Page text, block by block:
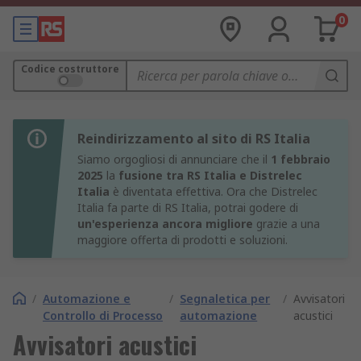
0
Codice costruttore
Reindirizzamento al sito di RS Italia
Siamo orgogliosi di annunciare che il 1 febbraio
2025 la fusione tra RS Italia e Distrelec
Italia è diventata effettiva. Ora che Distrelec
Italia fa parte di RS Italia, potrai godere di
un'esperienza ancora migliore grazie a una
maggiore offerta di prodotti e soluzioni.
/ Automazione e
Controllo di Processo
/ Segnaletica per
automazione
/ Avvisatori
acustici
Avvisatori acustici